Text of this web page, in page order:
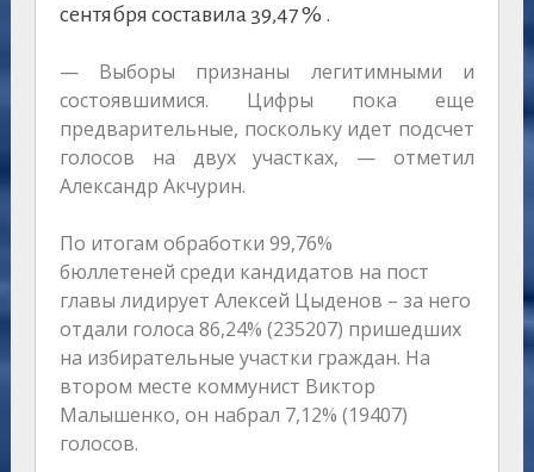
сентября составила 39,47 % .
— Выборы признаны легитимными и
состоявшимися. Цифры пока еще
предварительные, поскольку идет подсчет
голосов на двух участках, — отметил
Александр Акчурин.
По итогам обработки 99,76%
бюллетеней среди кандидатов на пост
главы лидирует Алексей Цыденов – за него
отдали голоса 86,24% (235207) пришедших
на избирательные участки граждан. На
втором месте коммунист Виктор
Малышенко, он набрал 7,12% (19407)
голосов.